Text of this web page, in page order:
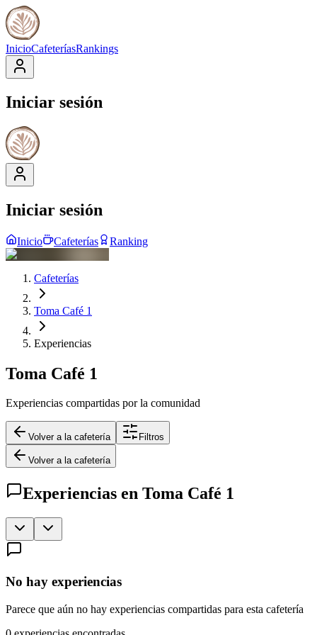
InicioCafeteríasRankings
Iniciar sesión
Iniciar sesión
Inicio Cafeterías Ranking
Cafeterías
Toma Café 1
Experiencias
Toma Café 1
Experiencias compartidas por la comunidad
Volver a la cafetería Filtros
Volver a la cafetería
Experiencias en Toma Café 1
No hay experiencias
Parece que aún no hay experiencias compartidas para esta cafetería